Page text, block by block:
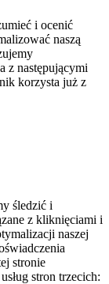
i ocenić
naszą
z następującymi
korzysta już z
śledzić i
z kliknięciami i
naszej
stronie
stron trzecich: